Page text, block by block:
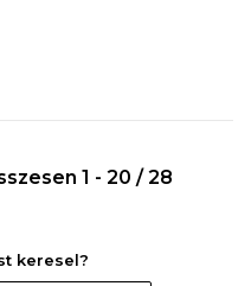
1 - 20 / 28
keresel?